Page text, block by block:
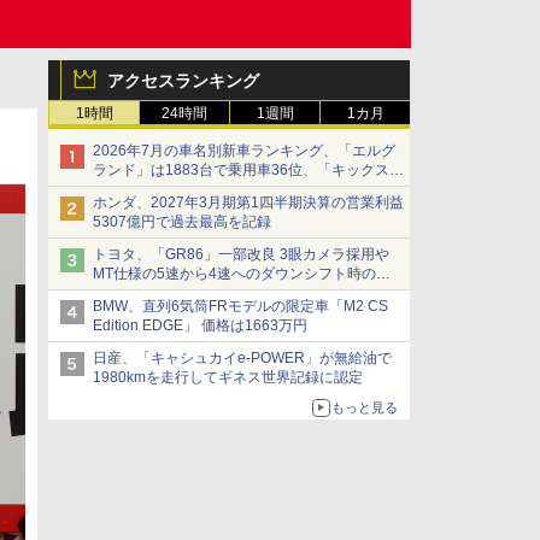
アクセスランキング
1時間 24時間 1週間 1カ月
2026年7月の車名別新車ランキング、「エルグ
ランド」は1883台で乗用車36位、「キックス」
は2591台で27位に
ホンダ、2027年3月期第1四半期決算の営業利益
5307億円で過去最高を記録
トヨタ、「GR86」一部改良 3眼カメラ採用や
MT仕様の5速から4速へのダウンシフト時の操
作性向上など
BMW、直列6気筒FRモデルの限定車「M2 CS
Edition EDGE」 価格は1663万円
日産、「キャシュカイe-POWER」が無給油で
1980kmを走行してギネス世界記録に認定
もっと見る